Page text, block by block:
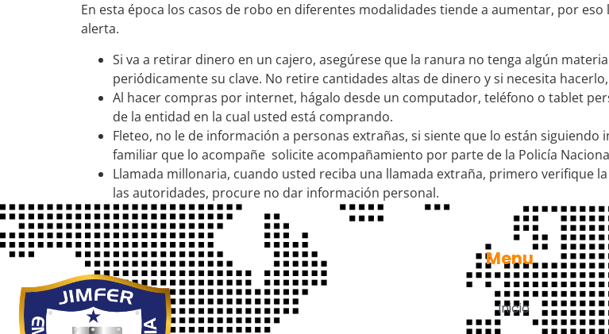
En esta época los casos de robo en diferentes modalidades tiende a aumentar, por
alerta.
Si va a retirar dinero en un cajero, asegúrese que la ranura no tenga algún
periódicamente su clave. No retire cantidades altas de dinero y si necesita
Al hacer compras por internet, hágalo desde un computador, teléfono o tablet
de la entidad en la cual usted está comprando.
Fleteo, no le de información a personas extrañas, si siente que lo están
familiar que lo acompañe solicite acompañamiento por parte de la Policía
Llamada millonaria, cuando usted reciba una llamada extraña, primero verifique
las autoridades, procure no dar información personal.
Menu
Inicio